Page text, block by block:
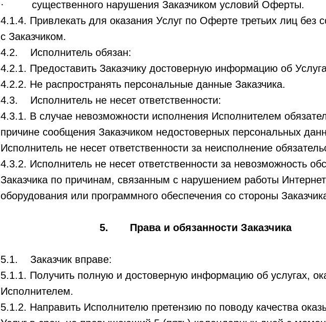
· существенного нарушения Заказчиком условий Оферты.
4.1.4. Привлекать для оказания Услуг по Оферте третьих лиц без
с Заказчиком.
4.2. Исполнитель обязан:
4.2.1. Предоставить Заказчику достоверную информацию об
4.2.2. Не распространять персональные данные Заказчика.
4.3. Исполнитель не несет ответственности:
4.3.1. В случае невозможности исполнения Исполнителем
причине сообщения Заказчиком недостоверных персональных
Исполнитель не несет ответственности за неисполнение
4.3.2. Исполнитель не несет ответственности за невозможность
Заказчика по причинам, связанным с нарушением работы
оборудования или программного обеспечения со стороны
5. Права и обязанности Заказчика
5.1. Заказчик вправе:
5.1.1. Получить полную и достоверную информацию об услугах,
Исполнителем.
5.1.2. Направить Исполнителю претензию по поводу качества